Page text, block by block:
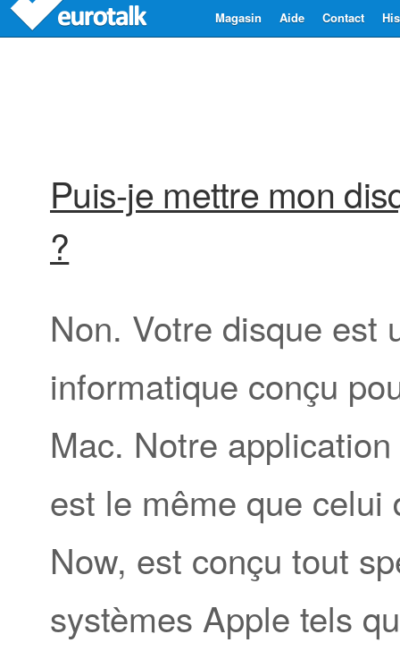
Contact
Aide
Magasin
Puis-je mettre mon
?
Non. Votre disque est
informatique conçu
Mac. Notre
est le même que celui
Now, est conçu tout
systèmes Apple tels